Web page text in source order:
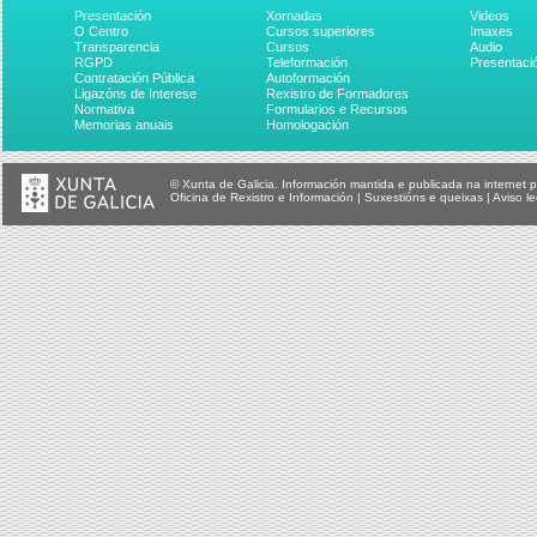
Presentación
O Centro
Transparencia
RGPD
Contratación Pública
Ligazóns de Interese
Normativa
Memorias anuais
Xornadas
Cursos superiores
Cursos
Teleformación
Autoformación
Rexistro de Formadores
Formularios e Recursos
Homologación
Videos
Imaxes
Audio
© Xunta de Galicia. Información mantida e publicada na internet
Oficina de Rexistro e Información | Suxestións e queixas | Aviso